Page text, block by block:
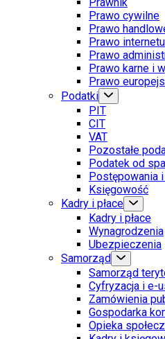
Prawo cywilne
Prawo
Prawo
Prawo
Prawo karne i
Prawo
Podatki
PIT
CIT
VAT
Pozostałe
Podatek od
Postępowania
Księgowość
Kadry i płace
Kadry i płace
Wynagrodzenia
Ubezpieczenia
Samorząd
Samorząd
Cyfryzacja i e-
Zamówienia
Gospodarka
Opieka